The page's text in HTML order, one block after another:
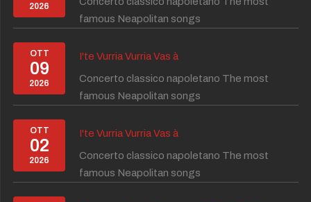
2026
famous Neapolitan songs
OTT
09
2026
I'te Vurria Vurria Vas à
Concerto classico napoletano The most
famous Neapolitan songs
OTT
02
2026
I'te Vurria Vurria Vas à
Concerto classico napoletano The most
famous Neapolitan songs